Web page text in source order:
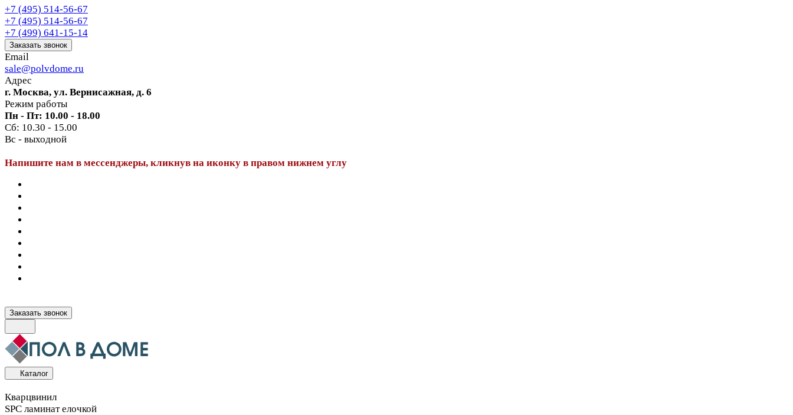
+7 (495) 514-56-67
+7 (495) 514-56-67
+7 (499) 641-15-14
Заказать звонок
Email
sale@polvdome.ru
Адрес
г. Москва, ул. Вернисажная, д. 6
Режим работы
Пн - Пт: 10.00 - 18.00
Сб: 10.30 - 15.00
Вс - выходной
Напишите нам в мессенджеры, кликнув на иконку в правом нижнем углу
Заказать звонок
Каталог
Кварцвинил
SPC ламинат елочкой